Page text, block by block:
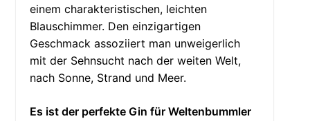
einem charakteristischen, leichten
Blauschimmer. Den einzigartigen
Geschmack assoziiert man unweigerlich
mit der Sehnsucht nach der weiten Welt,
nach Sonne, Strand und Meer.
Es ist der perfekte Gin für Weltenbummler